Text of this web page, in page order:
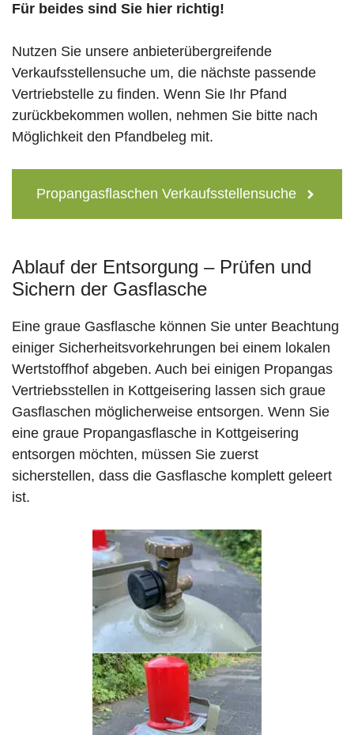
Für beides sind Sie hier richtig!
Nutzen Sie unsere anbieterübergreifende
Verkaufsstellensuche um, die nächste passende
Vertriebstelle zu finden. Wenn Sie Ihr Pfand
zurückbekommen wollen, nehmen Sie bitte nach
Möglichkeit den Pfandbeleg mit.
Propangasflaschen Verkaufsstellensuche
Ablauf der Entsorgung – Prüfen und
Sichern der Gasflasche
Eine graue Gasflasche können Sie unter Beachtung
einiger Sicherheitsvorkehrungen bei einem lokalen
Wertstoffhof abgeben. Auch bei einigen Propangas
Vertriebsstellen in Kottgeisering lassen sich graue
Gasflaschen möglicherweise entsorgen. Wenn Sie
eine graue Propangasflasche in Kottgeisering
entsorgen möchten, müssen Sie zuerst
sicherstellen, dass die Gasflasche komplett geleert
ist.